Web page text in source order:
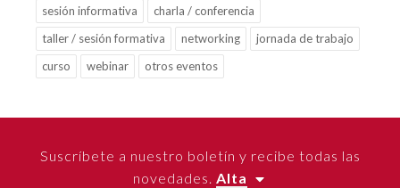
sesión informativa
charla / conferencia
taller / sesión formativa
networking
jornada de trabajo
curso
webinar otros eventos
Suscríbete a nuestro boletín y recibe todas las
novedades. Alta